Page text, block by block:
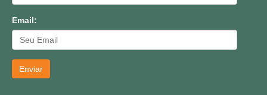
Email:
Enviar